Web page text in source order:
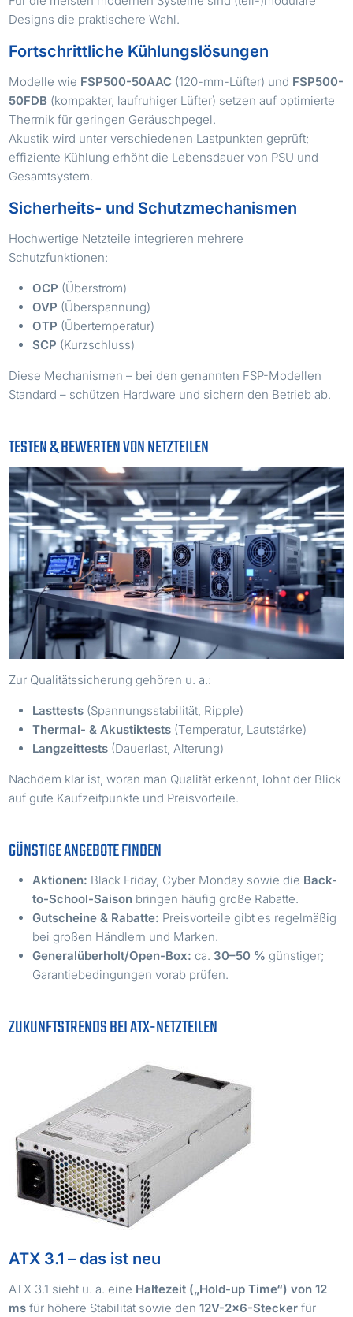
Designs die praktischere Wahl.
Fortschrittliche Kühlungslösungen
Modelle wie FSP500-50AAC (120-mm-Lüfter) und FSP500-
50FDB (kompakter, laufruhiger Lüfter) setzen auf optimierte
Thermik für geringen Geräuschpegel.
Akustik wird unter verschiedenen Lastpunkten geprüft;
effiziente Kühlung erhöht die Lebensdauer von PSU und
Gesamtsystem.
Sicherheits- und Schutzmechanismen
Hochwertige Netzteile integrieren mehrere
Schutzfunktionen:
OCP (Überstrom)
OVP (Überspannung)
OTP (Übertemperatur)
SCP (Kurzschluss)
Diese Mechanismen – bei den genannten FSP-Modellen
Standard – schützen Hardware und sichern den Betrieb ab.
TESTEN & BEWERTEN VON NETZTEILEN
Zur Qualitätssicherung gehören u. a.:
Lasttests (Spannungsstabilität, Ripple)
Thermal- & Akustiktests (Temperatur, Lautstärke)
Langzeittests (Dauerlast, Alterung)
Nachdem klar ist, woran man Qualität erkennt, lohnt der Blick
auf gute Kaufzeitpunkte und Preisvorteile.
GÜNSTIGE ANGEBOTE FINDEN
Aktionen: Black Friday, Cyber Monday sowie die Back-
to-School-Saison bringen häufig große Rabatte.
Gutscheine & Rabatte: Preisvorteile gibt es regelmäßig
bei großen Händlern und Marken.
Generalüberholt/Open-Box: ca. 30–50 % günstiger;
Garantiebedingungen vorab prüfen.
ZUKUNFTSTRENDS BEI ATX-NETZTEILEN
ATX 3.1 – das ist neu
ATX 3.1 sieht u. a. eine Haltezeit („Hold-up Time“) von 12
ms für höhere Stabilität sowie den12V-2×6-Stecker für